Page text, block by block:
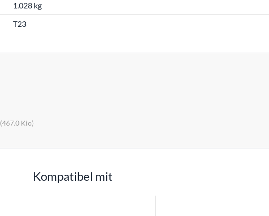
1.028 kg
T23
(467.0 Kio)
Kompatibel mit